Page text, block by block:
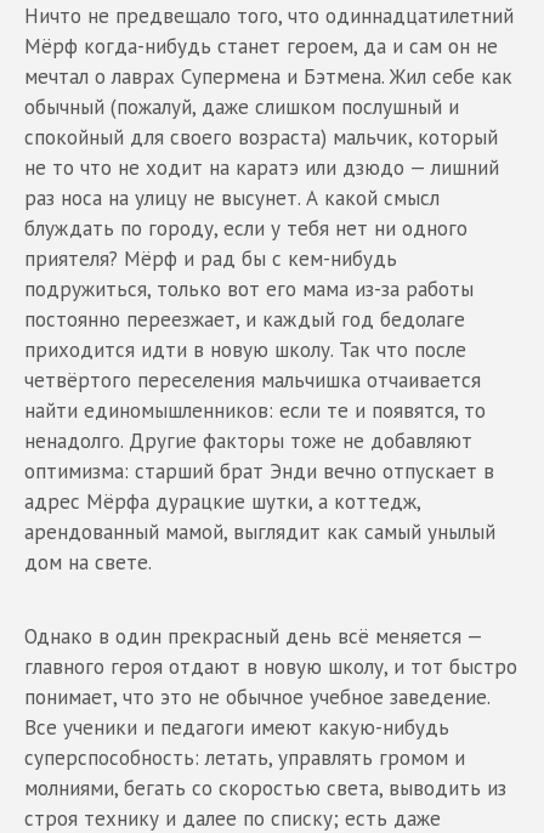
Ничто не предвещало того, что одиннадцатилетний
Мёрф когда-нибудь станет героем, да и сам он не
мечтал о лаврах Супермена и Бэтмена. Жил себе как
обычный (пожалуй, даже слишком послушный и
спокойный для своего возраста) мальчик, который
не то что не ходит на каратэ или дзюдо — лишний
раз носа на улицу не высунет. А какой смысл
блуждать по городу, если у тебя нет ни одного
приятеля? Мёрф и рад бы с кем-нибудь
подружиться, только вот его мама из-за работы
постоянно переезжает, и каждый год бедолаге
приходится идти в новую школу. Так что после
четвёртого переселения мальчишка отчаивается
найти единомышленников: если те и появятся, то
ненадолго. Другие факторы тоже не добавляют
оптимизма: старший брат Энди вечно отпускает в
адрес Мёрфа дурацкие шутки, а коттедж,
арендованный мамой, выглядит как самый унылый
дом на свете.
Однако в один прекрасный день всё меняется —
главного героя отдают в новую школу, и тот быстро
понимает, что это не обычное учебное заведение.
Все ученики и педагоги имеют какую-нибудь
суперспособность: летать, управлять громом и
молниями, бегать со скоростью света, выводить из
строя технику и далее по списку; есть даже